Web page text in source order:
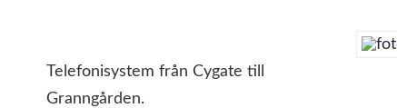
Telefonisystem från Cygate till
Granngården.